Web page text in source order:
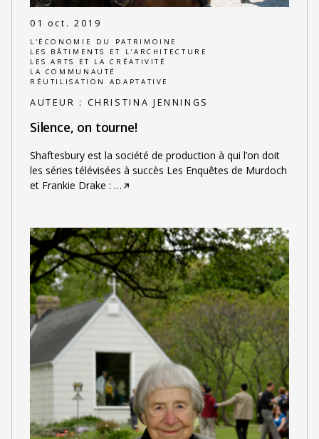
01 oct. 2019
L'ÉCONOMIE DU PATRIMOINE
LES BÂTIMENTS ET L'ARCHITECTURE
LES ARTS ET LA CRÉATIVITÉ
LA COMMUNAUTÉ
RÉUTILISATION ADAPTATIVE
AUTEUR : CHRISTINA JENNINGS
Silence, on tourne!
Shaftesbury est la société de production à qui l’on doit
les séries télévisées à succès Les Enquêtes de Murdoch
et Frankie Drake : …